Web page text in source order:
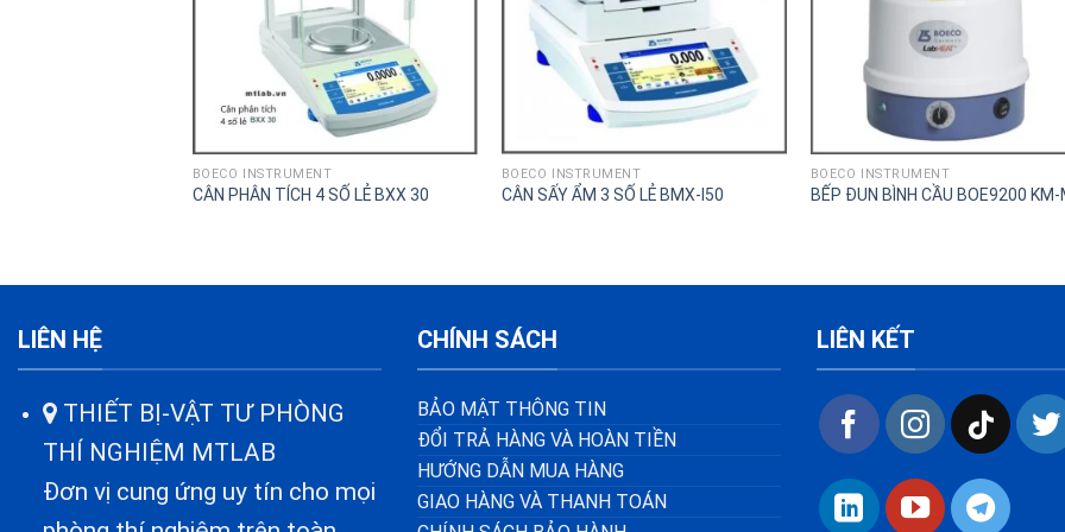
BOECO INSTRUMENT
CÂN PHÂN TÍCH 4 SỐ LẺ BXX 30
BOECO INSTRUMENT
CÂN SẤY ẨM 3 SỐ LẺ BMX-I50
BOECO INSTRUMENT
BẾP ĐUN BÌNH CẦU BOE9200 KM-
LIÊN HỆ
THIẾT BỊ-VẬT TƯ PHÒNG
THÍ NGHIỆM MTLAB
Đơn vị cung ứng uy tín cho mọi
CHÍNH SÁCH
BẢO MẬT THÔNG TIN
ĐỔI TRẢ HÀNG VÀ HOÀN TIỀN
HƯỚNG DẪN MUA HÀNG
GIAO HÀNG VÀ THANH TOÁN
LIÊN KẾT